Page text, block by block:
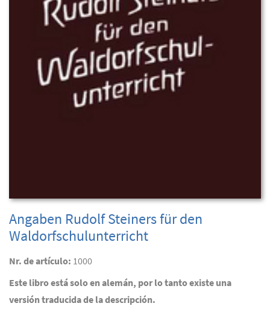
Angaben Rudolf Steiners für den
Waldorfschulunterricht
Nr. de artículo: 1000
Este libro está solo en alemán, por lo tanto existe una
versión traducida de la descripción.